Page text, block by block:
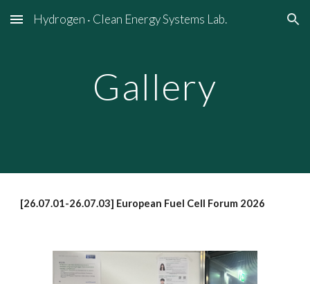
Skip to main content Skip to navigation
Hydrogen ‧ Clean Energy Systems Lab.
Gallery
[26.07.01-26.07.03] European Fuel Cell Forum 2026